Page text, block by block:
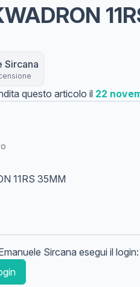
Sircana
questo articolo il 22
11RS 35MM
Sircana esegui il login: